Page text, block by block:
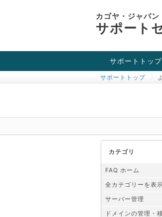
カゴヤ・ジャパン
サポート
サポートトップ
お役立ち情報
チュートリアル
障害・メンテナン
サポートトップ
カテゴリ
FAQ ホーム
全カテゴリーを表
サーバー管理
ドメインの管理・